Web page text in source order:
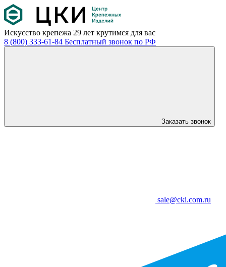
Искусство крепежа 29 лет крутимся для вас
8 (800) 333-61-84 Бесплатный звонок по РФ
Заказать звонок
sale@cki.com.ru